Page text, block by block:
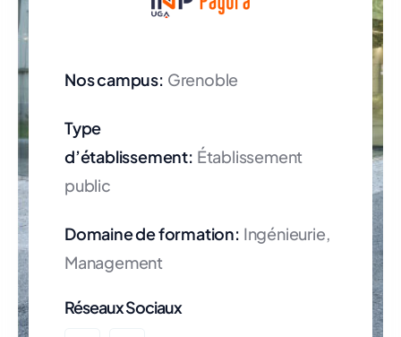
Nos campus: Grenoble
Type
d’établissement: Établissement
public
Domaine de formation: Ingénieurie,
Management
Réseaux Sociaux